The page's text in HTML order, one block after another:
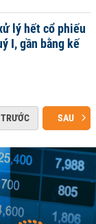
lý hết cổ phiếu
I, gần bằng kế
TRƯỚC SAU